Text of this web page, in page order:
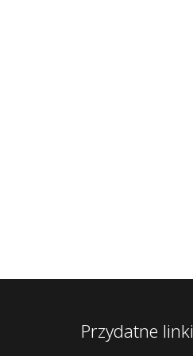
Przydatne linki